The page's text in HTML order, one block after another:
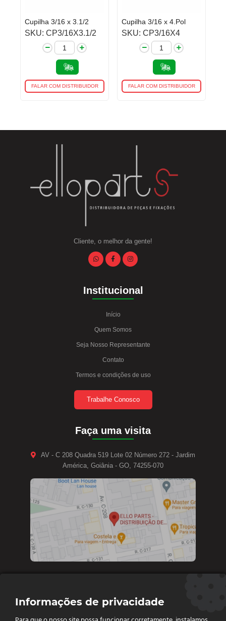
Cupilha 3/16 x 3.1/2
SKU: CP3/16X3.1/2
FALAR COM DISTRIBUIDOR
Cupilha 3/16 x 4.Pol
SKU: CP3/16X4
FALAR COM DISTRIBUIDOR
Cliente, o melhor da gente!
Institucional
Início
Quem Somos
Seja Nosso Representante
Contato
Termos e condições de uso
Trabalhe Conosco
Faça uma visita
AV - C 208 Quadra 519 Lote 02 Número 272 - Jardim
América, Goiânia - GO, 74255-070
Diretoria e vendas: (62) 9 9693-4273
Informações de privacidade